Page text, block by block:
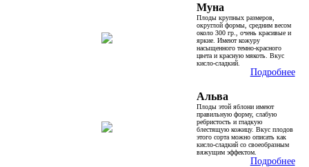
Муна
Плоды крупных размеров,
округлой формы, средним весом
около 300 гр., очень красивые и
яркие. Имеют кожуру
насыщенного темно-красного
цвета и красную мякоть. Вкус
кисло-сладкий.
Подробнее
Альва
Плоды этой яблони имеют
правильную форму, слабую
ребристость и гладкую
блестящую кожицу. Вкус плодов
этого сорта можно описать как
кисло-сладкий со своеобразным
вяжущим эффектом.
Подробнее